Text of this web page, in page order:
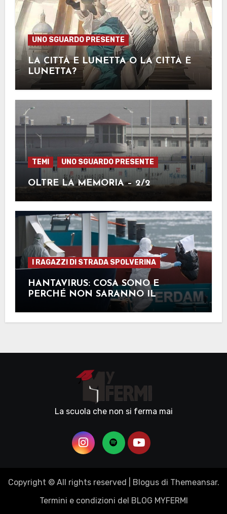
UNO SGUARDO PRESENTE
LA CITTÀ E LUNETTA O LA CITTÀ È
LUNETTA?
TEMI UNO SGUARDO PRESENTE
OLTRE LA MEMORIA – 2/2
I RAGAZZI DI STRADA SPOLVERINA
HANTAVIRUS: COSA SONO E
PERCHÉ NON SARANNO IL
La scuola che non si ferma mai
Copyright © All rights reserved Blogusdi Themeansar.
Termini e condizioni del BLOG MYFERMI